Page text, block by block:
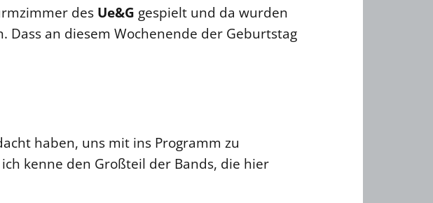
des Ue&G gespielt und da wurden
an diesem Wochenende der Geburtstag
haben, uns mit ins Programm zu
kenne den Großteil der Bands, die hier